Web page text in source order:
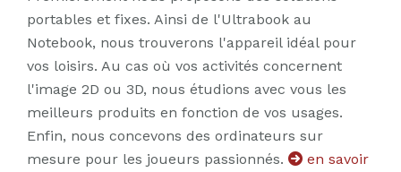
portables et fixes. Ainsi de l'Ultrabook au
Notebook, nous trouverons l'appareil idéal pour
vos loisirs. Au cas où vos activités concernent
l'image 2D ou 3D, nous étudions avec vous les
meilleurs produits en fonction de vos usages.
Enfin, nous concevons des ordinateurs sur
mesure pour les joueurs passionnés.
en savoir